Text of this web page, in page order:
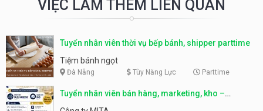
VIỆC LÀM THÊM LIÊN QUAN
Tuyển nhân viên thời vụ bếp bánh, shipper parttime
Tiệm bánh ngọt
Đà Nẵng Tùy Năng Lực Parttime
Tuyển nhân viên bán hàng, marketing, kho –
parttime, fulltime